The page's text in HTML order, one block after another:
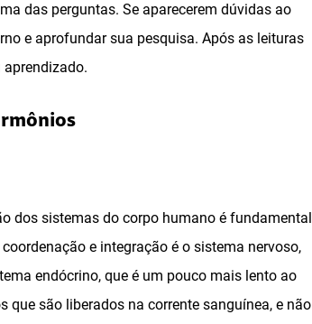
das perguntas. Se aparecerem dúvidas ao
e aprofundar sua pesquisa. Após as leituras
dos sistemas do corpo humano é fundamental
e integração é o sistema nervoso,
endócrino, que é um pouco mais lento ao
são liberados na corrente sanguínea, e não